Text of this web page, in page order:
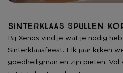
Sinterklaas spullen
Bij Xenos vind je wat je nodig
Sinterklaasfeest. Elk jaar kijken
goedheiligman en zijn pieten.